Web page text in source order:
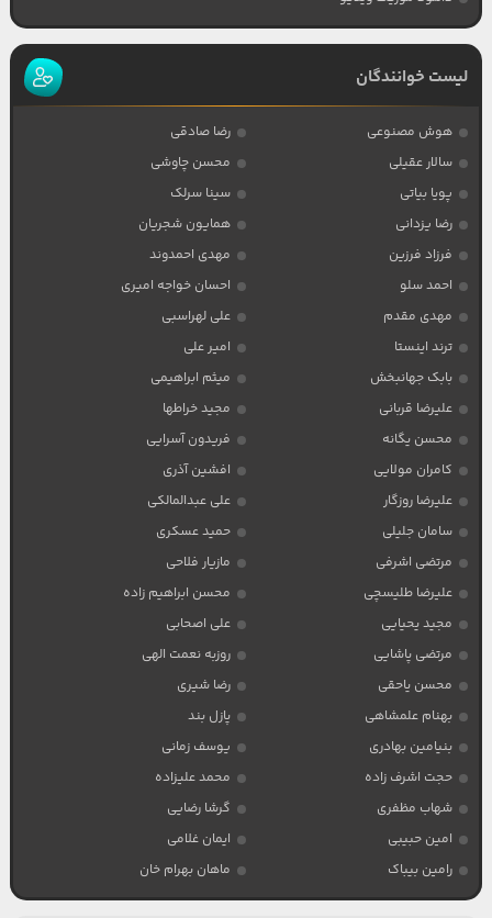
لیست خوانندگان
هوش مصنوعی
رضا صادقی
سالار عقیلی
محسن چاوشی
پویا بیاتی
سینا سرلک
رضا یزدانی
همایون شجریان
فرزاد فرزین
مهدی احمدوند
احمد سلو
احسان خواجه امیری
مهدی مقدم
علی لهراسبی
ترند اینستا
امیر علی
بابک جهانبخش
میثم ابراهیمی
علیرضا قربانی
مجید خراطها
محسن یگانه
فریدون آسرایی
کامران مولایی
افشین آذری
علیرضا روزگار
علی عبدالمالکی
سامان جلیلی
حمید عسکری
مرتضی اشرفی
مازیار فلاحی
علیرضا طلیسچی
محسن ابراهیم زاده
مجید یحیایی
علی اصحابی
مرتضی پاشایی
روزبه نعمت الهی
محسن یاحقی
رضا شیری
بهنام علمشاهی
پازل بند
بنیامین بهادری
یوسف زمانی
حجت اشرف زاده
محمد علیزاده
شهاب مظفری
گرشا رضایی
امین حبیبی
ایمان غلامی
رامین بیباک
ماهان بهرام خان